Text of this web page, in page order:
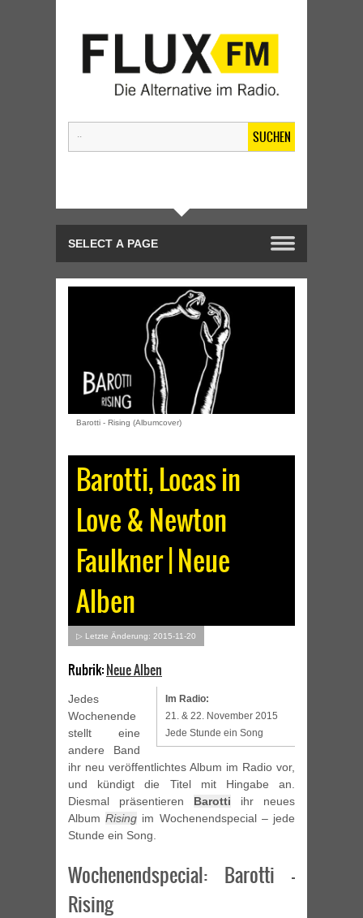
SUCHEN
Barotti - Rising (Albumcover)
Barotti, Locas in
Love & Newton
Faulkner | Neue
Alben
▷ Letzte Änderung: 2015-11-20
Rubrik:Neue Alben
Im Radio:
21. & 22. November 2015
Jede Stunde ein Song
Jedes
Wochenende
stellt eine
andere Band
ihr neu veröffentlichtes Album im Radio vor,
und kündigt die Titel mit Hingabe an.
Diesmal präsentieren Barotti ihr neues
AlbumRising im Wochenendspecial – jede
Stunde ein Song.
Wochenendspecial: Barotti –
Rising